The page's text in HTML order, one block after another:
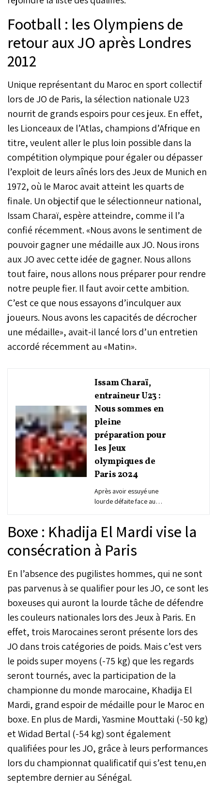
Football : les Olympiens de
retour aux JO après Londres
2012
Unique représentant du Maroc en sport collectif
lors de JO de Paris, la sélection nationale U23
nourrit de grands espoirs pour ces jeux. En effet,
les Lionceaux de l’Atlas, champions d’Afrique en
titre, veulent aller le plus loin possible dans la
compétition olympique pour égaler ou dépasser
l’exploit de leurs aînés lors des Jeux de Munich en
1972, où le Maroc avait atteint les quarts de
finale. Un objectif que le sélectionneur national,
Issam Charaï, espère atteindre, comme il l’a
confié récemment. «Nous avons le sentiment de
pouvoir gagner une médaille aux JO. Nous irons
aux JO avec cette idée de gagner. Nous allons
tout faire, nous allons nous préparer pour rendre
notre peuple fier. Il faut avoir cette ambition.
C’est ce que nous essayons d’inculquer aux
joueurs. Nous avons les capacités de décrocher
une médaille», avait-il lancé lors d’un entretien
accordé récemment au «Matin».
Issam Charaï,
entraineur U23 :
Nous sommes en
pleine
préparation pour
les Jeux
olympiques de
Paris 2024
Après avoir essuyé une
lourde défaite face au
joueurs de la sélection
nationale marocaine des
moins de 23 ans ont réussi
d’une seconde exhibition
amicale face aux États-
Unis (1-0). Le coach Issam
Charaï a salué la
prestation de ses joueurs
«remplaçants», tandis que
le défenseur Mohamed
Jaouab a assuré que
l’équipe avait repris
confiance après cette
prestation.
Boxe : Khadija El Mardi vise la
consécration à Paris
En l’absence des pugilistes hommes, qui ne sont
pas parvenus à se qualifier pour les JO, ce sont les
boxeuses qui auront la lourde tâche de défendre
les couleurs nationales lors des Jeux à Paris. En
effet, trois Marocaines seront présente lors des
JO dans trois catégories de poids. Mais c’est vers
le poids super moyens (-75 kg) que les regards
seront tournés, avec la participation de la
championne du monde marocaine, Khadija El
Mardi, grand espoir de médaille pour le Maroc en
boxe. En plus de Mardi, Yasmine Mouttaki (-50 kg)
et Widad Bertal (-54 kg) sont également
qualifiées pour les JO, grâce à leurs performances
lors du championnat qualificatif qui s’est tenu,en
septembre dernier au Sénégal.